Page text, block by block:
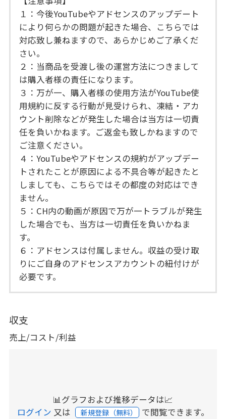
１：今後YouTubeやアドセンスのアップデート
により何らかの問題が起きた場合、こちらでは
対応致し兼ねますので、あらかじめご了承くだ
さい。
２：当商品を受渡し後の運営方法につきまして
は購入者様の責任になります。
３：万が一、購入者様の使用方法がYouTube使
用規約に反する行動が見受けられ、凍結・アカ
ウント削除などが発生した場合は当方は一切責
任を負いかねます。ご返金も致しかねますので
ご注意ください。
４：YouTubeやアドセンスの規約がアップデー
トされたことが原因による不具合等が起きたと
しましても、こちらではその都度の対応はでき
ません。
５：CH内の動画が原因で万が一トラブルが発生
した場合でも、当方は一切責任を負いかねま
す。
６：アドセンスは付属しません。収益の受け取
りにご自身のアドセンスアカウントの紐付けが
必要です。
収支
売上/コスト/利益
📊グラフおよび推移データは📈
ログイン 又は 新規登録（無料） で閲覧できます。